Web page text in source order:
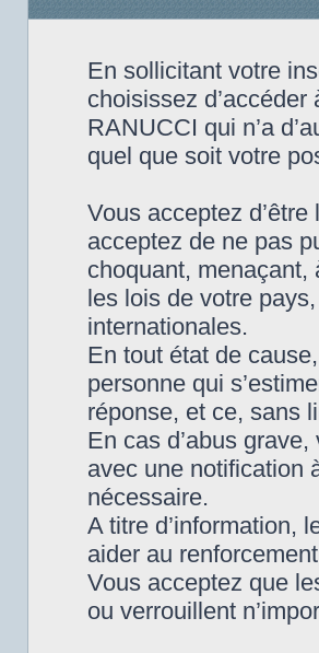
En sollicitant votre
choisissez
RANUCCI qui n’a
quel que soit votre
Vous acceptez
acceptez de ne pas
choquant, menaçant,
les lois de votre
internationales.
En tout état de
personne qui
réponse, et ce, sans
En cas d’abus
avec une notification
nécessaire.
A titre d’information,
aider au
Vous acceptez que
ou verrouillent